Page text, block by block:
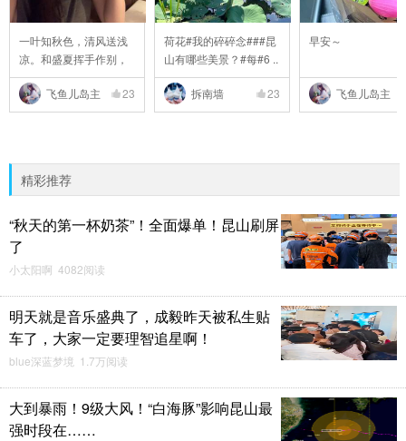
一叶知秋色，清风送浅
凉。和盛夏挥手作别，
..
飞鱼儿岛主
23
荷花#我的碎碎念###昆
山有哪些美景？#每#6 ..
拆南墙 23
早安～
飞鱼儿岛主
精彩推荐
“秋天的第一杯奶茶”！全面爆单！昆山刷屏
了
小太阳啊 4082阅读
明天就是音乐盛典了，成毅昨天被私生贴
车了，大家一定要理智追星啊！
blue深蓝梦境 1.7万阅读
大到暴雨！9级大风！“白海豚”影响昆山最
强时段在……